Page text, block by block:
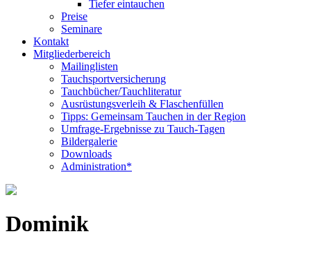
Tiefer eintauchen
Preise
Seminare
Kontakt
Mitgliederbereich
Mailinglisten
Tauchsportversicherung
Tauchbücher/Tauchliteratur
Ausrüstungsverleih & Flaschenfüllen
Tipps: Gemeinsam Tauchen in der Region
Umfrage-Ergebnisse zu Tauch-Tagen
Bildergalerie
Downloads
Administration*
Dominik